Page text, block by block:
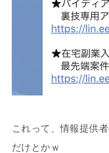
これって、情報提供
だけとかｗ